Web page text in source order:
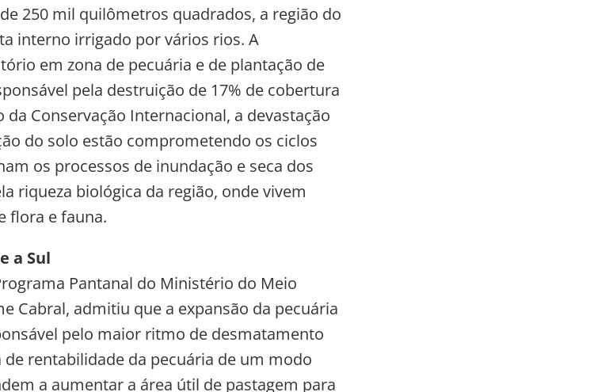
250 mil quilômetros quadrados, a região do
interno irrigado por vários rios. A
em zona de pecuária e de plantação de
pela destruição de 17% de cobertura
da Conservação Internacional, a devastação
do solo estão comprometendo os ciclos
os processos de inundação e seca dos
riqueza biológica da região, onde vivem
flora e fauna.
a Sul
Pantanal do Ministério do Meio
Cabral, admitiu que a expansão da pecuária
pelo maior ritmo de desmatamento
de rentabilidade da pecuária de um modo
a aumentar a área útil de pastagem para